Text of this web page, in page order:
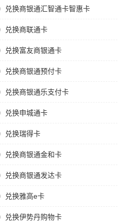
兑换商银通汇智通卡智惠卡
兑换商联通卡
兑换富友商银通卡
兑换商银通预付卡
兑换商银通乐支付卡
兑换申城通卡
兑换瑞得卡
兑换商银通金和卡
兑换商银通发达卡
兑换雅高e卡
兑换伊势丹购物卡